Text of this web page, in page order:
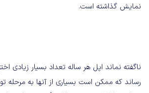
نمایش گذاشته است.
ناگفته نماند اپل هر ساله تعداد بسیار زیادی
رساند که ممکن است بسیاری از آنها به مرحله